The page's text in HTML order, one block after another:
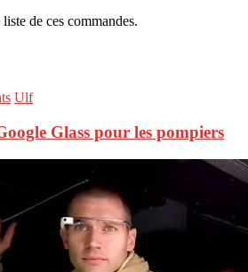
de ces commandes.
Ulf
Glass pour les pompiers